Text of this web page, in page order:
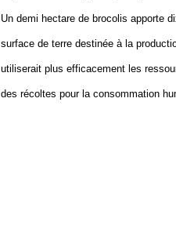
Un demi hectare de brocolis apporte
surface de terre destinée à la
utiliserait plus efficacement les
des récoltes pour la consommation